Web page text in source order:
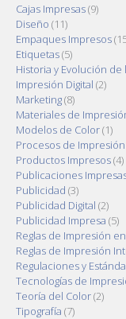
Cajas Impresas(9)
Diseño (11)
Empaques Impresos
Etiquetas(5)
Historia y Evolución de
Impresión Digital (2)
Marketing(8)
Materiales de
Modelos de Color(1)
Procesos de Impresión
Productos Impresos(4)
Publicaciones
Publicidad (3)
Publicidad Digital (2)
Publicidad Impresa (5)
Reglas de Impresión
Reglas de Impresión
Regulaciones y
Tecnologías de
Teoría del Color(2)
Tipografía (7)